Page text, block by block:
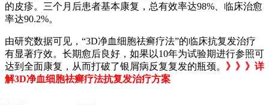
的皮疹。三个月后患者基本康复，总有效率达98%、临床治愈
率达90.2%。
由研究数据可见，“3D净血细胞祛癣疗法”的临床抗复发治疗
有显著疗效。长期愈后良好，如果以10年为试验期进行参照可
达到全面康复，从而打破了银屑病反复复发的瓶颈。 》》》详
解3D净血细胞祛癣疗法抗复发治疗方案